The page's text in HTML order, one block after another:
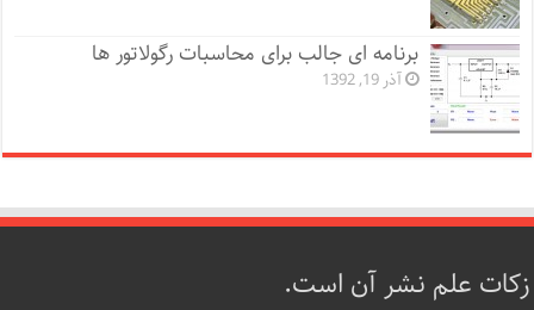
برنامه ای جالب برای محاسبات رگولاتور ها
آذر 19, 1392
زکات علم نشر آن است.